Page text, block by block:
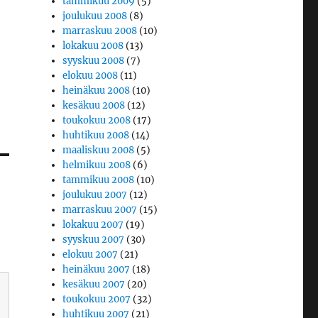
joulukuu 2008 (8)
marraskuu 2008 (10)
lokakuu 2008 (13)
syyskuu 2008 (7)
elokuu 2008 (11)
heinäkuu 2008 (10)
kesäkuu 2008 (12)
toukokuu 2008 (17)
huhtikuu 2008 (14)
maaliskuu 2008 (5)
helmikuu 2008 (6)
tammikuu 2008 (10)
joulukuu 2007 (12)
marraskuu 2007 (15)
lokakuu 2007 (19)
syyskuu 2007 (30)
elokuu 2007 (21)
heinäkuu 2007 (18)
kesäkuu 2007 (20)
toukokuu 2007 (32)
huhtikuu 2007 (21)